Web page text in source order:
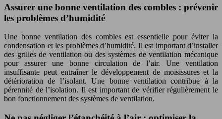
Assurer une bonne ventilation des combles : prévenir
les problèmes d’humidité
Une bonne ventilation des combles est essentielle pour éviter la
condensation et les problèmes d’humidité. Il est important d’installer
des grilles de ventilation ou des systèmes de ventilation mécanique
pour assurer une bonne circulation de l’air. Une ventilation
insuffisante peut entraîner le développement de moisissures et la
détérioration de l’isolant. Une bonne ventilation contribue à la
pérennité de l’isolation. Il est important de vérifier régulièrement le
bon fonctionnement des systèmes de ventilation.